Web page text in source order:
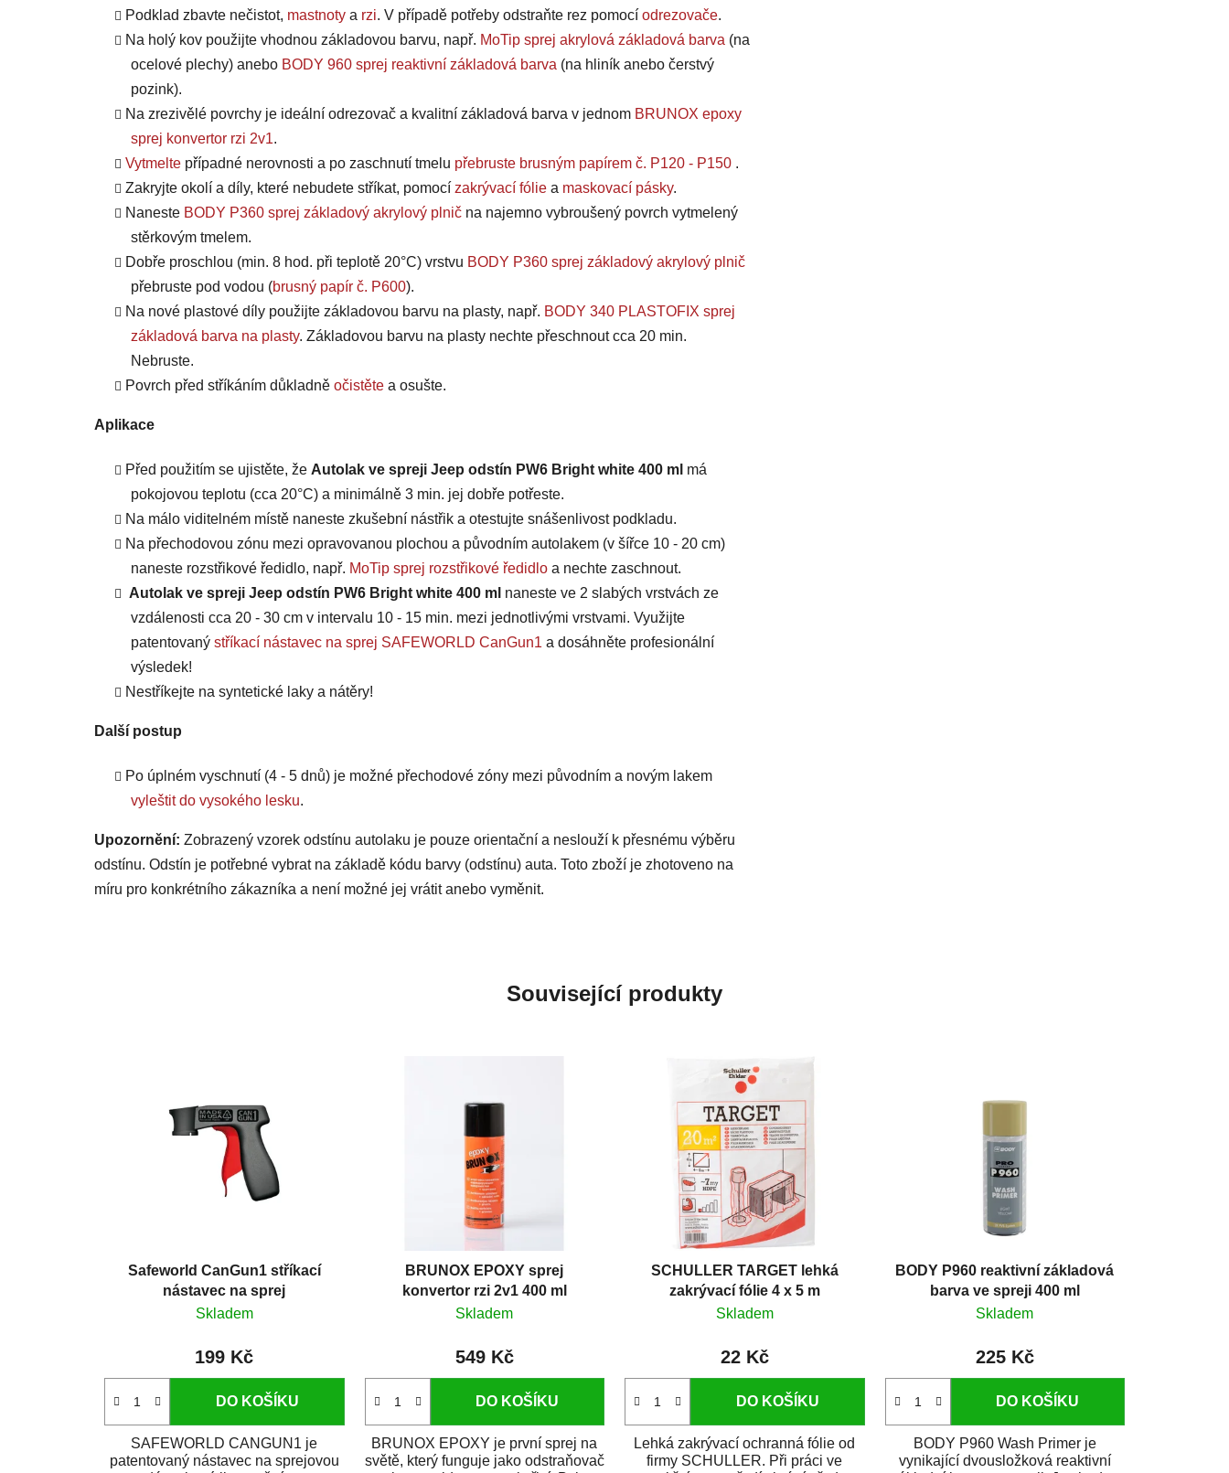
Podklad zbavte nečistot, mastnoty a rzi. V případě potřeby odstraňte rez pomocí odrezovače.
Na holý kov použijte vhodnou základovou barvu, např. MoTip sprej akrylová základová barva (na
ocelové plechy) anebo BODY 960 sprej reaktivní základová barva (na hliník anebo čerstvý
pozink).
Na zrezivělé povrchy je ideální odrezovač a kvalitní základová barva v jednom BRUNOX epoxy
sprej konvertor rzi 2v1.
Vytmelte případné nerovnosti a po zaschnutí tmelu přebruste brusným papírem č. P120 - P150 .
Zakryjte okolí a díly, které nebudete stříkat, pomocí zakrývací fólie a maskovací pásky.
Naneste BODY P360 sprej základový akrylový plnič na najemno vybroušený povrch vytmelený
stěrkovým tmelem.
Dobře proschlou (min. 8 hod. při teplotě 20°C) vrstvu BODY P360 sprej základový akrylový plnič
přebruste pod vodou (brusný papír č. P600).
Na nové plastové díly použijte základovou barvu na plasty, např. BODY 340 PLASTOFIX sprej
základová barva na plasty. Základovou barvu na plasty nechte přeschnout cca 20 min.
Nebruste.
Povrch před stříkáním důkladně očistěte a osušte.
Aplikace
Před použitím se ujistěte, že Autolak ve spreji Jeep odstín PW6 Bright white 400 ml má
pokojovou teplotu (cca 20°C) a minimálně 3 min. jej dobře potřeste.
Na málo viditelném místě naneste zkušební nástřik a otestujte snášenlivost podkladu.
Na přechodovou zónu mezi opravovanou plochou a původním autolakem (v šířce 10 - 20 cm)
naneste rozstřikové ředidlo, např. MoTip sprej rozstřikové ředidlo a nechte zaschnout.
Autolak ve spreji Jeep odstín PW6 Bright white 400 ml naneste ve 2 slabých vrstvách ze
vzdálenosti cca 20 - 30 cm v intervalu 10 - 15 min. mezi jednotlivými vrstvami. Využijte
patentovaný stříkací nástavec na sprej SAFEWORLD CanGun1 a dosáhněte profesionální
výsledek!
Nestříkejte na syntetické laky a nátěry!
Další postup
Po úplném vyschnutí (4 - 5 dnů) je možné přechodové zóny mezi původním a novým lakem
vyleštit do vysokého lesku.
Upozornění: Zobrazený vzorek odstínu autolaku je pouze orientační a neslouží k přesnému výběru
odstínu. Odstín je potřebné vybrat na základě kódu barvy (odstínu) auta. Toto zboží je zhotoveno na
míru pro konkrétního zákazníka a není možné jej vrátit anebo vyměnit.
Související produkty
Safeworld CanGun1 stříkací
nástavec na sprej
Skladem
199 Kč
DO KOŠÍKU
SAFEWORLD CANGUN1 je
patentovaný nástavec na sprejovou
BRUNOX EPOXY sprej
konvertor rzi 2v1 400 ml
Skladem
549 Kč
DO KOŠÍKU
BRUNOX EPOXY je první sprej na
světě, který funguje jako odstraňovač
SCHULLER TARGET lehká
zakrývací fólie 4 x 5 m
Skladem
22 Kč
DO KOŠÍKU
Lehká zakrývací ochranná fólie od
firmy SCHULLER. Při práci ve
BODY P960 reaktivní základová
barva ve spreji 400 ml
Skladem
225 Kč
DO KOŠÍKU
BODY P960 Wash Primer je
vynikající dvousložková reaktivní